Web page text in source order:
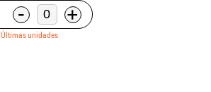
- +
Últimas unidades